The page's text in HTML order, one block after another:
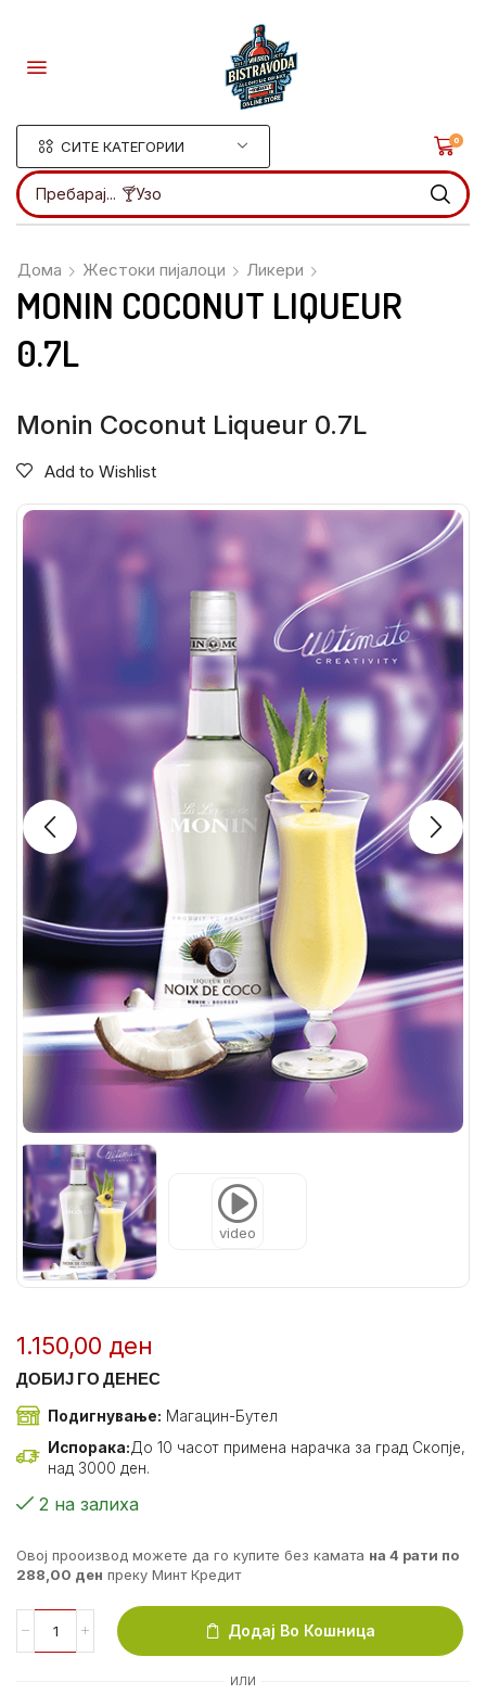
СИТЕ КАТЕГОРИИ
Пребарај... 🍸Ликери
0
Дома Жестоки пијалоци Ликери
MONIN COCONUT LIQUEUR
0.7L
Monin Coconut Liqueur 0.7L
Add to Wishlist
video
1.150,00 ден
ДОБИЈ ГО ДЕНЕС
Подигнување: Магацин-Бутел
Испорака:До 10 часот примена нарачка за град Скопје,
над 3000 ден.
2 на залиха
Овој прооизвод можете да го купите без камата на 4 рати по
288,00 ден преку Минт Кредит
Додај Во Кошница
ИЛИ